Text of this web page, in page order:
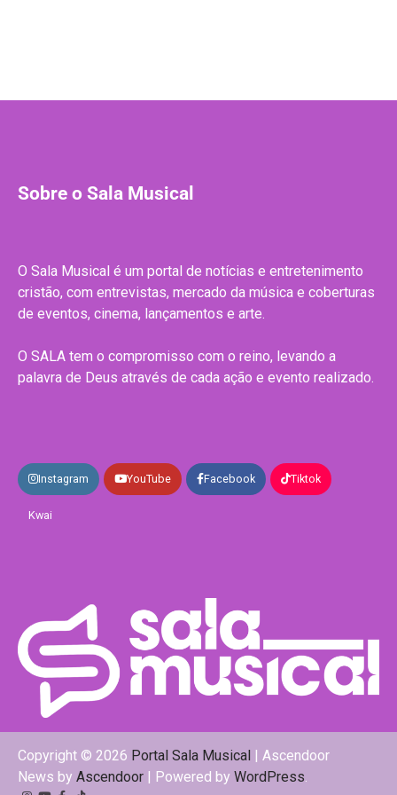
Sobre o Sala Musical
O Sala Musical é um portal de notícias e entretenimento
cristão, com entrevistas, mercado da música e coberturas
de eventos, cinema, lançamentos e arte.
O SALA tem o compromisso com o reino, levando a
palavra de Deus através de cada ação e evento realizado.
Instagram YouTube Facebook Tiktok
Kwai
Copyright © 2026 Portal Sala Musical | Ascendoor
News by Ascendoor | Powered by WordPress.